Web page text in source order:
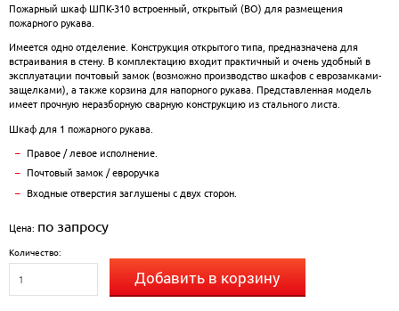
Пожарный шкаф ШПК-310 встроенный, открытый (ВО) для размещения
пожарного рукава.
Имеется одно отделение. Конструкция открытого типа, предназначена для
встраивания в стену. В комплектацию входит практичный и очень удобный в
эксплуатации почтовый замок (возможно производство шкафов с еврозамками-
защелками), а также корзина для напорного рукава. Представленная модель
имеет прочную неразборную сварную конструкцию из стального листа.
Шкаф для 1 пожарного рукава.
Правое / левое исполнение.
Почтовый замок / евроручка
Входные отверстия заглушены с двух сторон.
Цена: по запросу
Количество:
Добавить в корзину